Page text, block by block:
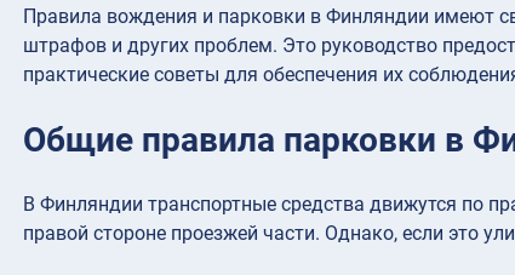
Правила вождения и парковки в Финляндии имеют
штрафов и других проблем. Это руководство
практические советы для обеспечения их
Общие правила парковки в
В Финляндии транспортные средства движутся по
правой стороне проезжей части. Однако, если это